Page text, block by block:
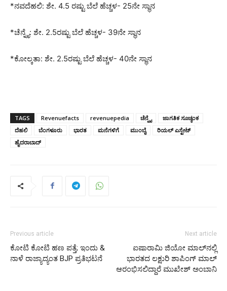
*ನವದೆಹಲಿ: ಶೇ. 4.5 ರಷ್ಟು ಬೆಲೆ ಹೆಚ್ಚಳ- 25ನೇ ಸ್ಥಾನ
*ಚೆನ್ನೈ: ಶೇ. 2.5ರಷ್ಟು ಬೆಲೆ ಹೆಚ್ಚಳ- 39ನೇ ಸ್ಥಾನ
*ಕೋಲ್ಕತಾ: ಶೇ. 2.5ರಷ್ಟು ಬೆಲೆ ಹೆಚ್ಚಳ- 40ನೇ ಸ್ಥಾನ
TAGS Revenuefacts revenuepedia ಚೆನ್ನೈ
ಜಾಗತಿಕ ಸೂಚ್ಯಂಕ
ದೆಹಲಿ
ಬೆಂಗಳೂರು ಭಾರತ ಮನೆಗಳಿಗೆ ಮುಂಬೈ
ರಿಯಲ್ ಎಸ್ಟೇಟ್
ಹೈದರಾಬಾದ್
Previous article
ಕೋಟಿ ಕೋಟಿ ಹಣ ಪತ್ತೆ; ಇಂದು &
ನಾಳೆ ರಾಜ್ಯಾದ್ಯಂತ BJP ಪ್ರತಿಭಟನೆ
Next article
ಐಷಾರಾಮಿ ಜಿಯೋ ಮಾಲ್‌ನಲ್ಲಿ
ಭಾರತದ ಲಕ್ಷುರಿ ಶಾಪಿಂಗ್ ಮಾಲ್
ಆರಂಭಿಸಲಿದ್ದಾರೆ ಮುಖೇಶ್‌ ಅಂಬಾನಿ